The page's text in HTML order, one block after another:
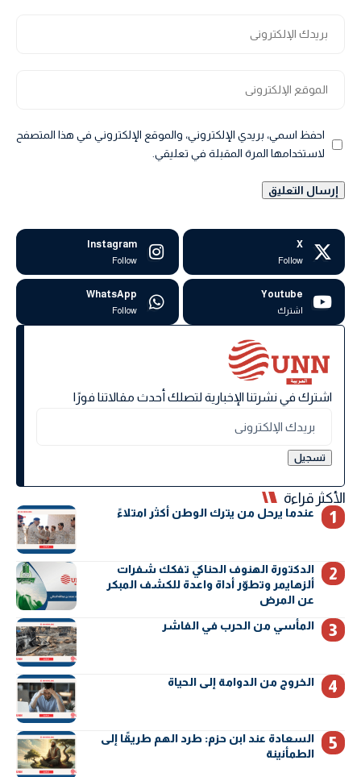
احفظ اسمي، بريدي الإلكتروني، والموقع الإلكتروني في هذا المتصفح
لاستخدامها المرة المقبلة في تعليقي.
X
Follow
Instagram
Follow
Youtube
اشترك
WhatsApp
Follow
اشترك في نشرتنا الإخبارية لتصلك أحدث مقالاتنا فورًا
الأكثر قراءة
عندما يرحل من يترك الوطن أكثر امتلاءً
الدكتورة الهنوف الحناكي تفكك شفرات
ألزهايمر وتطوّر أداة واعدة للكشف المبكر
عن المرض
المأسي من الحرب في الفاشر
الخروج من الدوامة إلى الحياة
السعادة عند ابن حزم: طرد الهم طريقًا إلى
الطمأنينة